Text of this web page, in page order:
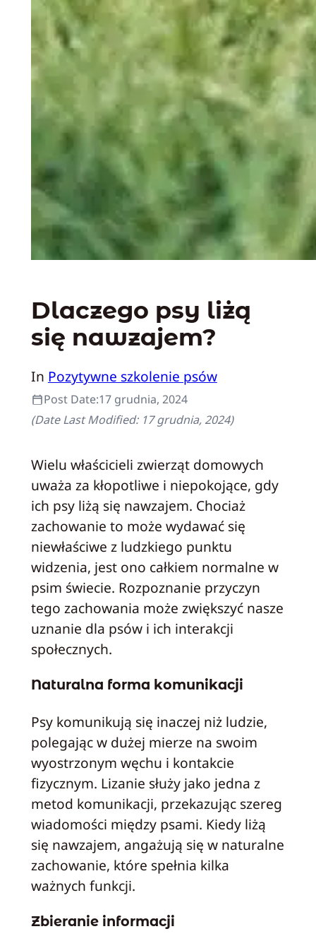
Dlaczego psy liżą
się nawzajem?
In Pozytywne szkolenie psów
Post Date:17 grudnia, 2024
(Date Last Modified: 17 grudnia, 2024)
Wielu właścicieli zwierząt domowych
uważa za kłopotliwe i niepokojące, gdy
ich psy liżą się nawzajem. Chociaż
zachowanie to może wydawać się
niewłaściwe z ludzkiego punktu
widzenia, jest ono całkiem normalne w
psim świecie. Rozpoznanie przyczyn
tego zachowania może zwiększyć nasze
uznanie dla psów i ich interakcji
społecznych.
Naturalna forma komunikacji
Psy komunikują się inaczej niż ludzie,
polegając w dużej mierze na swoim
wyostrzonym węchu i kontakcie
fizycznym. Lizanie służy jako jedna z
metod komunikacji, przekazując szereg
wiadomości między psami. Kiedy liżą
się nawzajem, angażują się w naturalne
zachowanie, które spełnia kilka
ważnych funkcji.
Zbieranie informacji